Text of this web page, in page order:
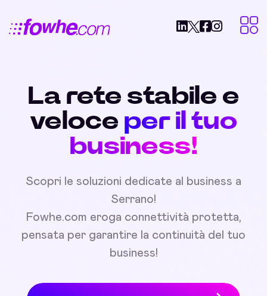
La rete stabile e
veloce per il tuo
business!
Scopri le soluzioni dedicate al business a
Serrano!
Fowhe.com eroga connettività protetta,
pensata per garantire la continuità del tuo
business!